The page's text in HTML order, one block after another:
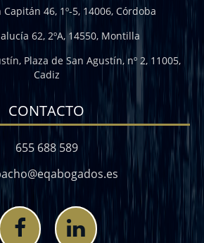
46, 1º-5, 14006, Córdoba
62, 2ºA, 14550, Montilla
Plaza de San Agustín, nº 2, 11005,
Cadiz
CONTACTO
655 688 589